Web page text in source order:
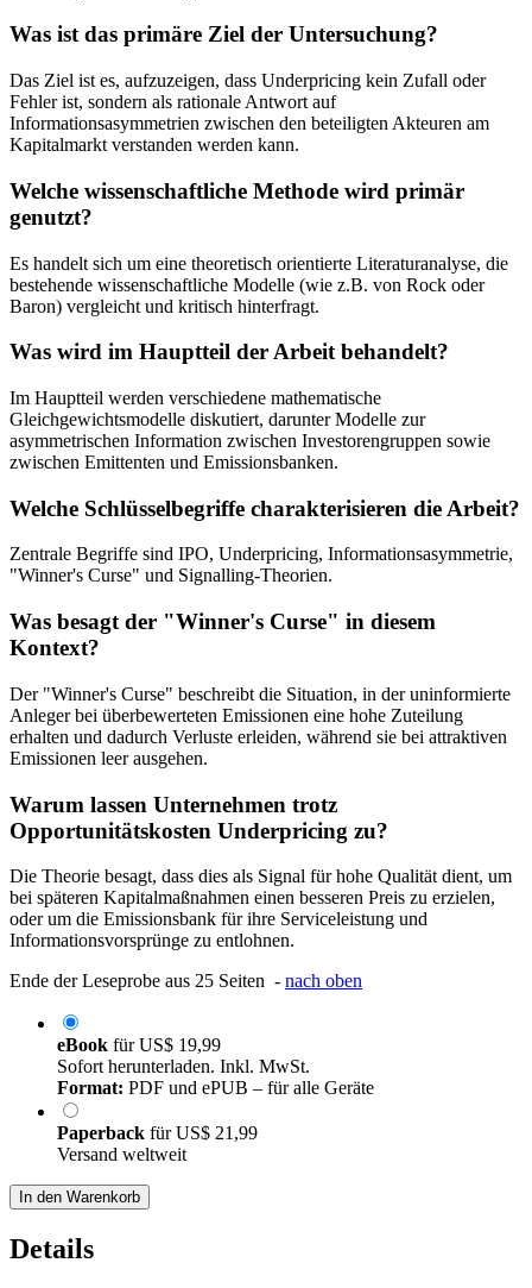
Was ist das primäre Ziel der Untersuchung?
Das Ziel ist es, aufzuzeigen, dass Underpricing kein Zufall oder
Fehler ist, sondern als rationale Antwort auf
Informationsasymmetrien zwischen den beteiligten Akteuren am
Kapitalmarkt verstanden werden kann.
Welche wissenschaftliche Methode wird primär
genutzt?
Es handelt sich um eine theoretisch orientierte Literaturanalyse, die
bestehende wissenschaftliche Modelle (wie z.B. von Rock oder
Baron) vergleicht und kritisch hinterfragt.
Was wird im Hauptteil der Arbeit behandelt?
Im Hauptteil werden verschiedene mathematische
Gleichgewichtsmodelle diskutiert, darunter Modelle zur
asymmetrischen Information zwischen Investorengruppen sowie
zwischen Emittenten und Emissionsbanken.
Welche Schlüsselbegriffe charakterisieren die Arbeit?
Zentrale Begriffe sind IPO, Underpricing, Informationsasymmetrie,
"Winner's Curse" und Signalling-Theorien.
Was besagt der "Winner's Curse" in diesem
Kontext?
Der "Winner's Curse" beschreibt die Situation, in der uninformierte
Anleger bei überbewerteten Emissionen eine hohe Zuteilung
erhalten und dadurch Verluste erleiden, während sie bei attraktiven
Emissionen leer ausgehen.
Warum lassen Unternehmen trotz
Opportunitätskosten Underpricing zu?
Die Theorie besagt, dass dies als Signal für hohe Qualität dient, um
bei späteren Kapitalmaßnahmen einen besseren Preis zu erzielen,
oder um die Emissionsbank für ihre Serviceleistung und
Informationsvorsprünge zu entlohnen.
Ende der Leseprobe aus 25 Seiten - nach oben
eBook fürUS$ 19,99
Sofort herunterladen. Inkl. MwSt.
Format: PDF und ePUB – für alle Geräte
Paperback fürUS$ 21,99
Versand weltweit
In den Warenkorb
Details